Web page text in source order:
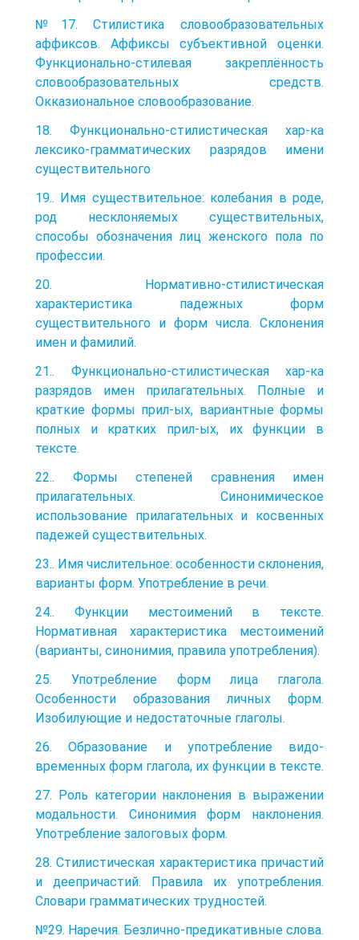
№17. Cтилистика словообразовательных
аффиксов. Аффиксы субъективной оценки.
Функционально-стилевая закреплённость
словообразовательных средств.
Окказиональное словообразование.
18. Функционально-стилистическая хар-ка
лексико-грамматических разрядов имени
существительного
19.. Имя существительное: колебания в роде,
род несклоняемых существительных,
способы обозначения лиц женского пола по
профессии.
20. Нормативно-стилистическая
характеристика падежных форм
существительного и форм числа. Склонения
имен и фамилий.
21.. Функционально-стилистическая хар-ка
разрядов имен прилагательных. Полные и
краткие формы прил-ых, вариантные формы
полных и кратких прил-ых, их функции в
тексте.
22.. Формы степеней сравнения имен
прилагательных. Синонимическое
использование прилагательных и косвенных
падежей существительных.
23.. Имя числительное: особенности склонения,
варианты форм. Употребление в речи.
24.. Функции местоимений в тексте.
Нормативная характеристика местоимений
(варианты, синонимия, правила употребления).
25. Употребление форм лица глагола.
Особенности образования личных форм.
Изобилующие и недостаточные глаголы.
26. Образование и употребление видо-
временных форм глагола, их функции в тексте.
27. Роль категории наклонения в выражении
модальности. Синонимия форм наклонения.
Употребление залоговых форм.
28. Стилистическая характеристика причастий
и деепричастий. Правила их употребления.
Словари грамматических трудностей.
№29. Наречия. Безлично-предикативные слова.